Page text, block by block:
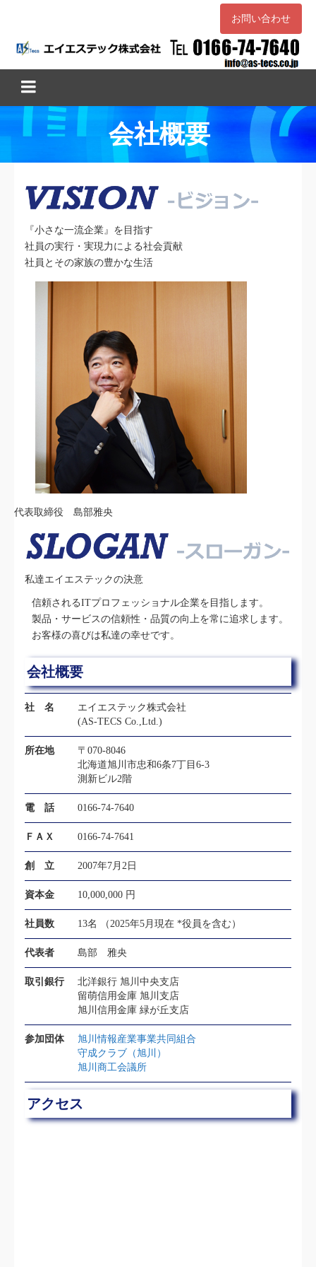
お問い合わせ
会社概要
『小さな一流企業』を目指す
社員の実行・実現力による社会貢献
社員とその家族の豊かな生活
代表取締役 島部雅央
私達エイエステックの決意
信頼されるITプロフェッショナル企業を目指します。
製品・サービスの信頼性・品質の向上を常に追求します。
お客様の喜びは私達の幸せです。
会社概要
社 名
エイエステック株式会社
(AS-TECS Co.,Ltd.)
所在地
〒070-8046
北海道旭川市忠和6条7丁目6-3
測新ビル2階
電 話 0166-74-7640
ＦＡＸ 0166-74-7641
創 立 2007年7月2日
資本金 10,000,000 円
社員数 13名 （2025年5月現在 *役員を含む）
代表者 島部 雅央
取引銀行
北洋銀行 旭川中央支店
留萌信用金庫 旭川支店
旭川信用金庫 緑が丘支店
参加団体
旭川情報産業事業共同組合
守成クラブ（旭川）
旭川商工会議所
アクセス